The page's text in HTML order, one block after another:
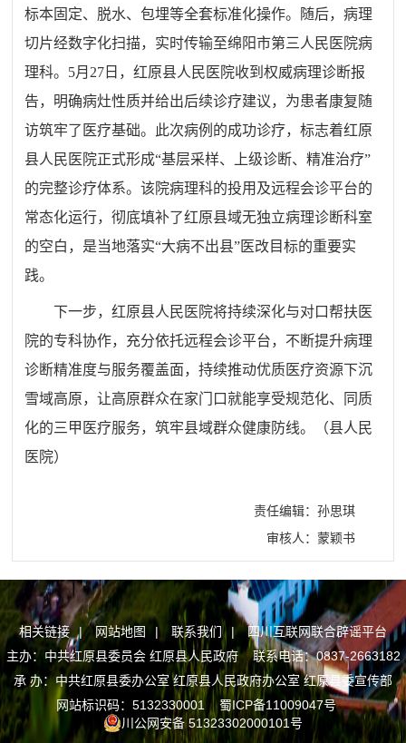
标本固定、脱水、包埋等全套标准化操作。随后，病理
切片经数字化扫描，实时传输至绵阳市第三人民医院病
理科。5月27日，红原县人民医院收到权威病理诊断报
告，明确病灶性质并给出后续诊疗建议，为患者康复随
访筑牢了医疗基础。此次病例的成功诊疗，标志着红原
县人民医院正式形成“基层采样、上级诊断、精准治疗”
的完整诊疗体系。该院病理科的投用及远程会诊平台的
常态化运行，彻底填补了红原县域无独立病理诊断科室
的空白，是当地落实“大病不出县”医改目标的重要实
践。
下一步，红原县人民医院将持续深化与对口帮扶医
院的专科协作，充分依托远程会诊平台，不断提升病理
诊断精准度与服务覆盖面，持续推动优质医疗资源下沉
雪域高原，让高原群众在家门口就能享受规范化、同质
化的三甲医疗服务，筑牢县域群众健康防线。（县人民
医院）
责任编辑：孙思琪
审核人：蒙颖书
相关链接 | 网站地图 | 联系我们 |
四川互联网联合辟谣平台
主办：中共红原县委员会 红原县人民政府 联系电话：0837-2663182
承 办：中共红原县委办公室 红原县人民政府办公室 红原县委宣传部
网站标识码：5132330001蜀ICP备11009047号
川公网安备 51323302000101号